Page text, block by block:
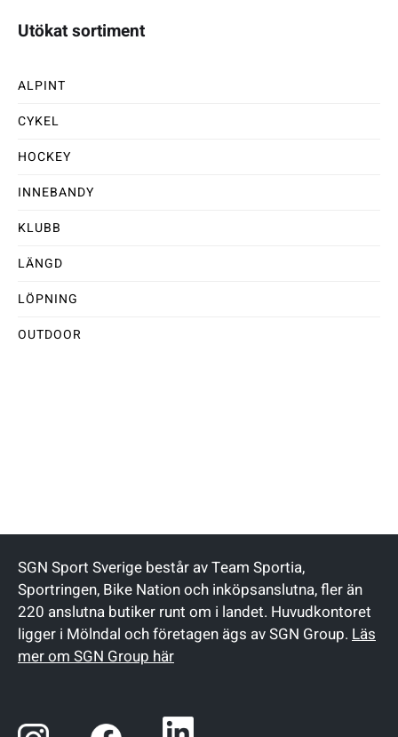
Utökat sortiment
ALPINT
CYKEL
HOCKEY
INNEBANDY
KLUBB
LÄNGD
LÖPNING
OUTDOOR
SGN Sport Sverige består av Team Sportia,
Sportringen, Bike Nation och inköpsanslutna, fler än
220 anslutna butiker runt om i landet. Huvudkontoret
ligger i Mölndal och företagen ägs av SGN Group. Läs
mer om SGN Group här